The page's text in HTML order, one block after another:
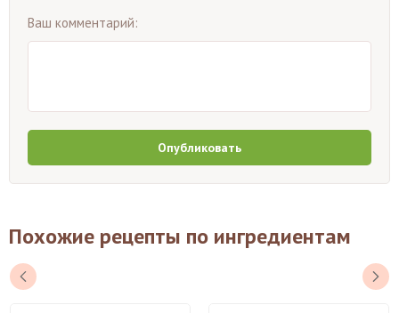
Ваш комментарий:
Опубликовать
Похожие рецепты по ингредиентам